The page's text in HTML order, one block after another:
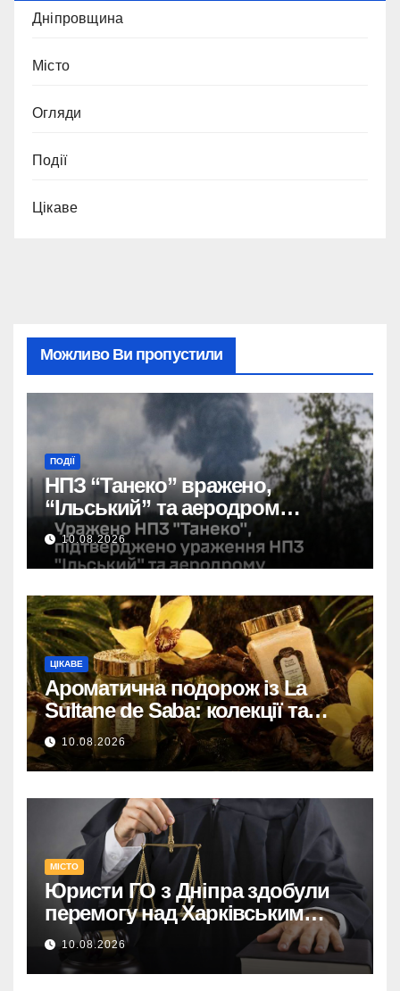
Дніпровщина
Місто
Огляди
Події
Цікаве
Можливо Ви пропустили
ПОДІЇ
НПЗ “Танеко” вражено,
“Ільський” та аеродром
пошкоджено: сили оборони
завдали удару.
10.08.2026
ЦІКАВЕ
Ароматична подорож із La
Sultane de Saba: колекції та
ритуали в каталозі Космі
10.08.2026
МІСТО
Юристи ГО з Дніпра здобули
перемогу над Харківським
адмінсудом у Верховному Суді.
10.08.2026